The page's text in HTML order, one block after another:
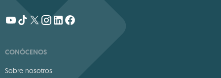
CONÓCENOS
Sobre nosotros